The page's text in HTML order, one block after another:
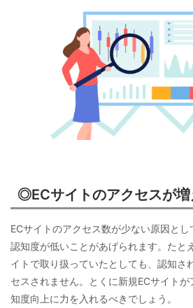
◎ECサイトのアクセスが増
ECサイトのアクセス数が少ない原因と
認知度が低いことがあげられます。たと
イトで取り扱っていたとしても、認知さ
セスされません。とくに新規ECサイト
知度向上に力を入れるべきでしょう。